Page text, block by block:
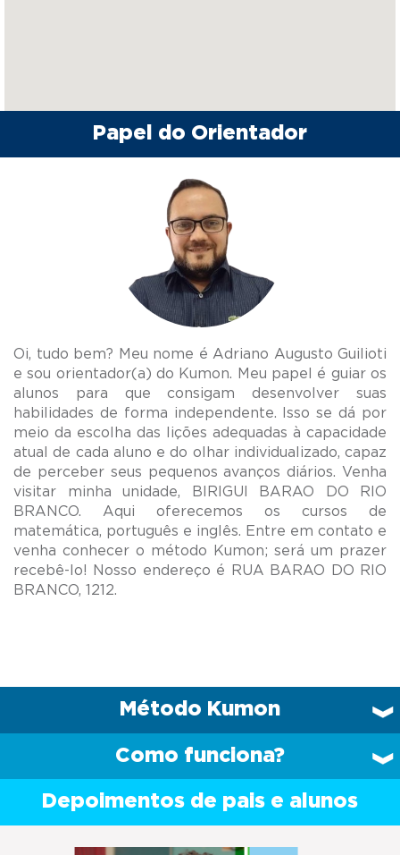
Papel do Orientador
Oi, tudo bem? Meu nome é Adriano Augusto Guilioti
e sou orientador(a) do Kumon. Meu papel é guiar os
alunos para que consigam desenvolver suas
habilidades de forma independente. Isso se dá por
meio da escolha das lições adequadas à capacidade
atual de cada aluno e do olhar individualizado, capaz
de perceber seus pequenos avanços diários. Venha
visitar minha unidade, BIRIGUI BARAO DO RIO
BRANCO. Aqui oferecemos os cursos de
matemática, português e inglês. Entre em contato e
venha conhecer o método Kumon; será um prazer
recebê-lo! Nosso endereço é RUA BARAO DO RIO
Método Kumon
Como funciona?
Depoimentos de pais e alunos